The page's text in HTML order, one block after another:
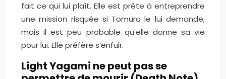
fait ce qui lui plaît. Elle est prête à entreprendre
une mission risquée si Tomura le lui demande,
mais il est peu probable qu’elle donne sa vie
pour lui. Elle préfère s’enfuir.
Light Yagami ne peut pas se